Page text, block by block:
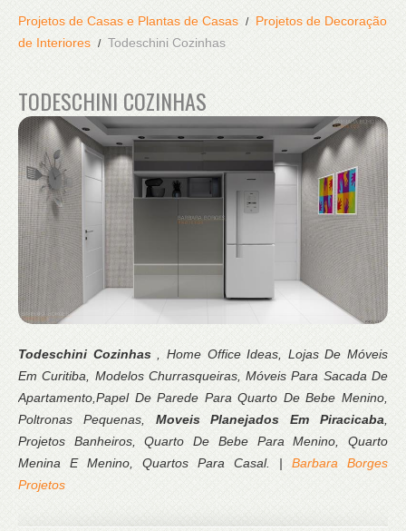
Projetos de Casas e Plantas de Casas
Projetos de Decoração
de Interiores
Todeschini Cozinhas
TODESCHINI COZINHAS
Todeschini Cozinhas, Home Office Ideas, Lojas De Móveis
Em Curitiba, Modelos Churrasqueiras, Móveis Para Sacada De
Apartamento,Papel De Parede Para Quarto De Bebe Menino,
Poltronas Pequenas, Moveis Planejados Em Piracicaba,
Projetos Banheiros, Quarto De Bebe Para Menino, Quarto
Menina E Menino, Quartos Para Casal. | Barbara Borges
Projetos